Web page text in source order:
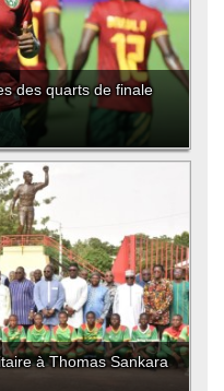
des quarts de finale
à Thomas Sankara